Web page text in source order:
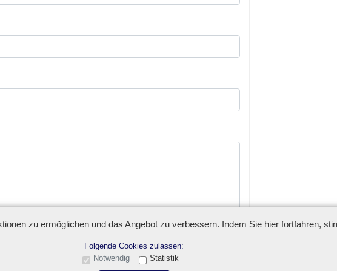
zu ermöglichen und das Angebot zu verbessern. Indem Sie hier fortfahren,
Folgende Cookies zulassen:
Notwendig
Statistik